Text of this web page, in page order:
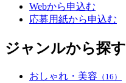
Webから申込む
応募用紙から申込む
ジャンルから探す
おしゃれ・美容 （16）